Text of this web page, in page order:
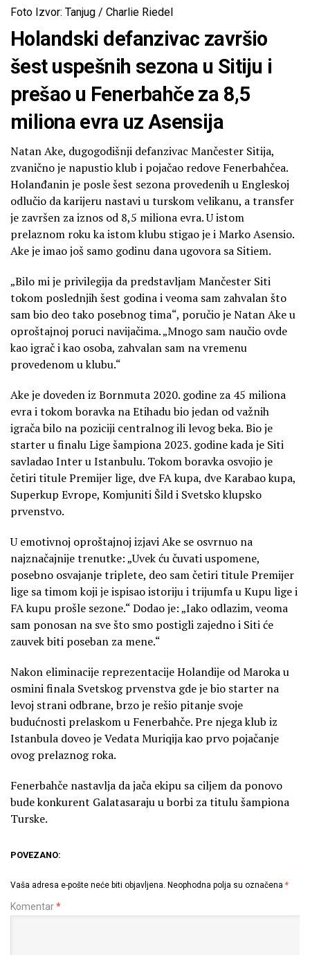
Foto Izvor: Tanjug / Charlie Riedel
Holandski defanzivac završio
šest uspešnih sezona u Sitiju i
prešao u Fenerbahče za 8,5
miliona evra uz Asensija
Natan Ake, dugogodišnji defanzivac Mančester Sitija,
zvanično je napustio klub i pojačao redove Fenerbahčea.
Holanđanin je posle šest sezona provedenih u Engleskoj
odlučio da karijeru nastavi u turskom velikanu, a transfer
je završen za iznos od 8,5 miliona evra. U istom
prelaznom roku ka istom klubu stigao je i Marko Asensio.
Ake je imao još samo godinu dana ugovora sa Sitiem.
„Bilo mi je privilegija da predstavljam Mančester Siti
tokom poslednjih šest godina i veoma sam zahvalan što
sam bio deo tako posebnog tima“, poručio je Natan Ake u
oproštajnoj poruci navijačima. „Mnogo sam naučio ovde
kao igrač i kao osoba, zahvalan sam na vremenu
provedenom u klubu.“
Ake je doveden iz Bornmuta 2020. godine za 45 miliona
evra i tokom boravka na Etihadu bio jedan od važnih
igrača bilo na poziciji centralnog ili levog beka. Bio je
starter u finalu Lige šampiona 2023. godine kada je Siti
savladao Inter u Istanbulu. Tokom boravka osvojio je
četiri titule Premijer lige, dve FA kupa, dve Karabao kupa,
Superkup Evrope, Komjuniti Šild i Svetsko klupsko
prvenstvo.
U emotivnoj oproštajnoj izjavi Ake se osvrnuo na
najznačajnije trenutke: „Uvek ću čuvati uspomene,
posebno osvajanje triplete, deo sam četiri titule Premijer
lige sa timom koji je ispisao istoriju i trijumfa u Kupu lige i
FA kupu prošle sezone.“ Dodao je: „Iako odlazim, veoma
sam ponosan na sve što smo postigli zajedno i Siti će
zauvek biti poseban za mene.“
Nakon eliminacije reprezentacije Holandije od Maroka u
osmini finala Svetskog prvenstva gde je bio starter na
levoj strani odbrane, brzo je rešio pitanje svoje
budućnosti prelaskom u Fenerbahče. Pre njega klub iz
Istanbula doveo je Vedata Muriqija kao prvo pojačanje
ovog prelaznog roka.
Fenerbahče nastavlja da jača ekipu sa ciljem da ponovo
bude konkurent Galatasaraju u borbi za titulu šampiona
Turske.
POVEZANO:
Vaša adresa e-pošte neće biti objavljena. Neophodna polja su označena *
Komentar*